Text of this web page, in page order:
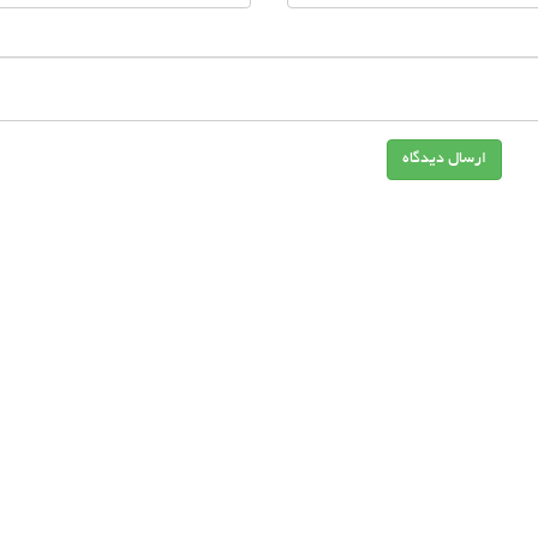
ارسال دیدگاه